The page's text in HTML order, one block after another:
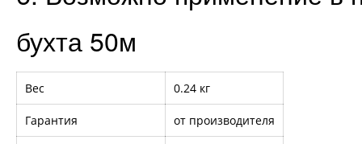
бухта 50м
Вес 0.24 кг
Гарантия от производителя